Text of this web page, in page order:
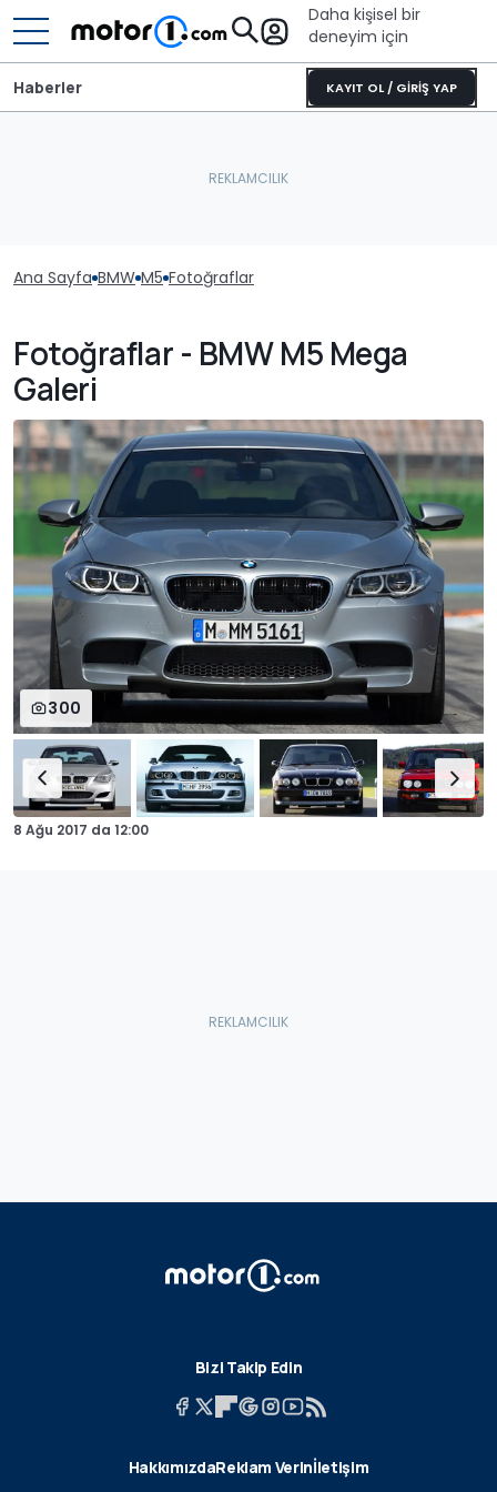
Daha kişisel bir
deneyim için
KAYIT OL / GİRİŞ YAP
Haberler
Ana Sayfa BMW M5 Fotoğraflar
Fotoğraflar - BMW M5 Mega
Galeri
300
8 Ağu 2017 da 12:00
Bizi Takip Edin
HakkımızdaReklam Verinİletişim